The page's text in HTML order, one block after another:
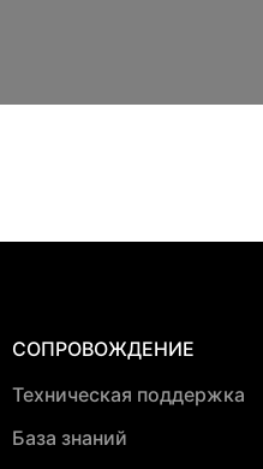
СОПРОВОЖДЕНИЕ
Техническая поддержка
База знаний